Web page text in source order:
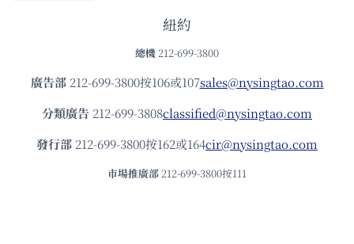
紐約
總機 212-699-3800
廣告部212-699-3800按106或107sales@nysingtao.com
分類廣告 212-699-3808classified@nysingtao.com
發⾏部 212-699-3800按162或164cir@nysingtao.com
市場推廣部 212-699-3800按111